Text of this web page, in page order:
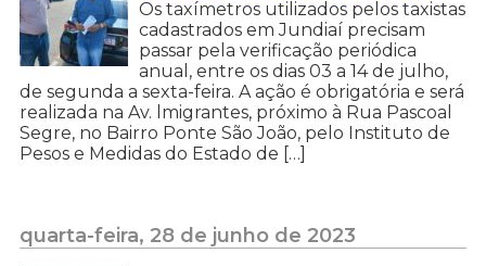
Os taxímetros utilizados pelos taxistas
cadastrados em Jundiaí precisam
passar pela verificação periódica
anual, entre os dias 03 a 14 de julho,
de segunda a sexta-feira. A ação é obrigatória e será
realizada na Av. lmigrantes, próximo à Rua Pascoal
Segre, no Bairro Ponte São João, pelo Instituto de
Pesos e Medidas do Estado de […]
quarta-feira, 28 de junho de 2023